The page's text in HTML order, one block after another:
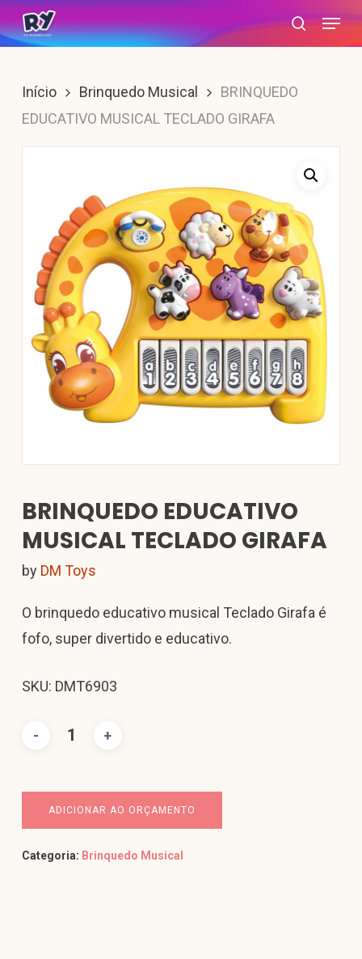
Skip
to
content
search
Menu
Início Brinquedo Musical
BRINQUEDO
EDUCATIVO MUSICAL TECLADO GIRAFA
BRINQUEDO EDUCATIVO
MUSICAL TECLADO GIRAFA
by DM Toys
O brinquedo educativo musical Teclado Girafa é
fofo, super divertido e educativo.
SKU: DMT6903
ADICIONAR AO ORÇAMENTO
Categoria: Brinquedo Musical